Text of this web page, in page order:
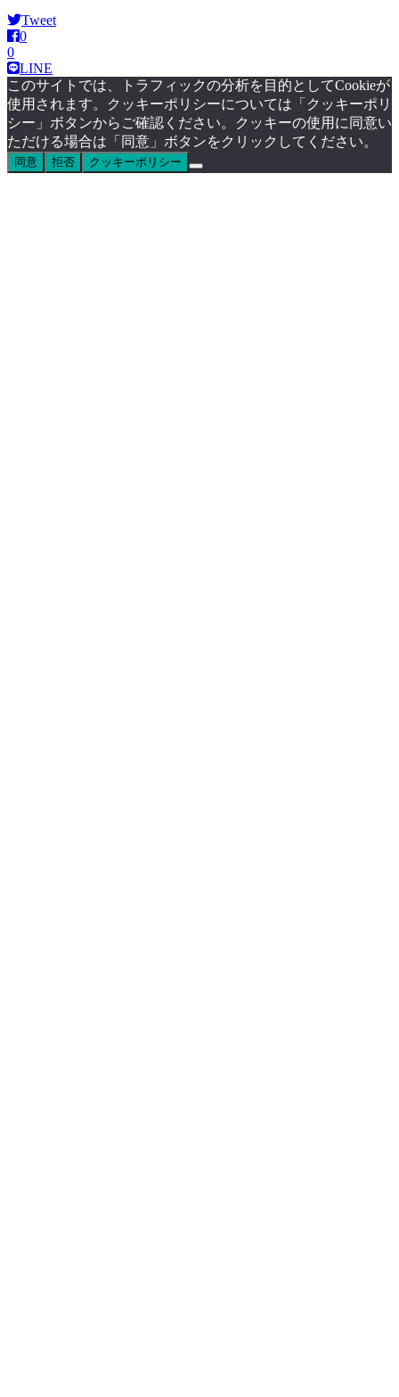
Tweet
0
0
LINE
このサイトでは、トラフィックの分析を目的としてCookieが
使用されます。クッキーポリシーについては「クッキーポリ
シー」ボタンからご確認ください。クッキーの使用に同意い
ただける場合は「同意」ボタンをクリックしてください。
同意 拒否 クッキーポリシー